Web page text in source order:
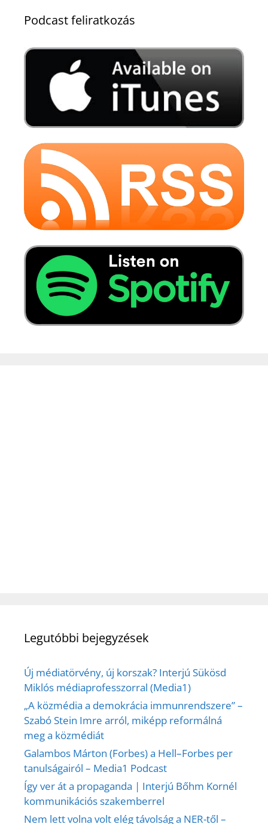
Podcast feliratkozás
Legutóbbi bejegyzések
Új médiatörvény, új korszak? Interjú Sükösd
Miklós médiaprofesszorral (Media1)
„A közmédia a demokrácia immunrendszere” –
Szabó Stein Imre arról, miképp reformálná
meg a közmédiát
Galambos Márton (Forbes) a Hell–Forbes per
tanulságairól – Media1 Podcast
Így ver át a propaganda | Interjú Bőhm Kornél
kommunikációs szakemberrel
Nem lett volna volt elég távolság a NER-től –